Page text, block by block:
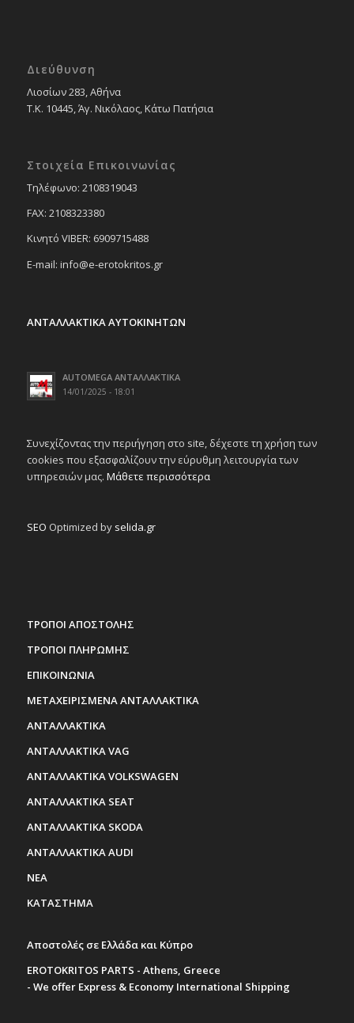
Διεύθυνση
Λιοσίων 283, Αθήνα
Τ.Κ. 10445, Άγ. Νικόλαος, Κάτω Πατήσια
Στοιχεία Επικοινωνίας
Tηλέφωνο: 2108319043
FAX: 2108323380
Κινητό VIBER: 6909715488
E-mail: info@e-erotokritos.gr
ΑΝΤΑΛΛΑΚΤΙΚΑ ΑΥΤΟΚΙΝΗΤΩΝ
AUTOMEGA ΑΝΤΑΛΛΑΚΤΙΚΑ
14/01/2025 - 18:01
Συνεχίζοντας την περιήγηση στο site, δέχεστε τη χρήση των
cookies που εξασφαλίζουν την εύρυθμη λειτουργία των
υπηρεσιών μας. Μάθετε περισσότερα
SEO Optimized by selida.gr
ΤΡΟΠΟΙ ΑΠΟΣΤΟΛΗΣ
ΤΡΟΠΟΙ ΠΛΗΡΩΜΗΣ
ΕΠΙΚΟΙΝΩΝΙΑ
ΜΕΤΑΧΕΙΡΙΣΜΕΝΑ ΑΝΤΑΛΛΑΚΤΙΚΑ
ΑΝΤΑΛΛΑΚΤΙΚΑ
ΑΝΤΑΛΛΑΚΤΙΚΑ VAG
ΑΝΤΑΛΛΑΚΤΙΚΑ VOLKSWAGEN
ΑΝΤΑΛΛΑΚΤΙΚΑ SEAT
ΑΝΤΑΛΛΑΚΤΙΚΑ SKODA
ΑΝΤΑΛΛΑΚΤΙΚΑ AUDI
ΝΕΑ
ΚΑΤΑΣΤΗΜΑ
Αποστολές σε Ελλάδα και Κύπρο
EROTOKRITOS PARTS - Athens, Greece
- We offer Express & Economy International Shipping